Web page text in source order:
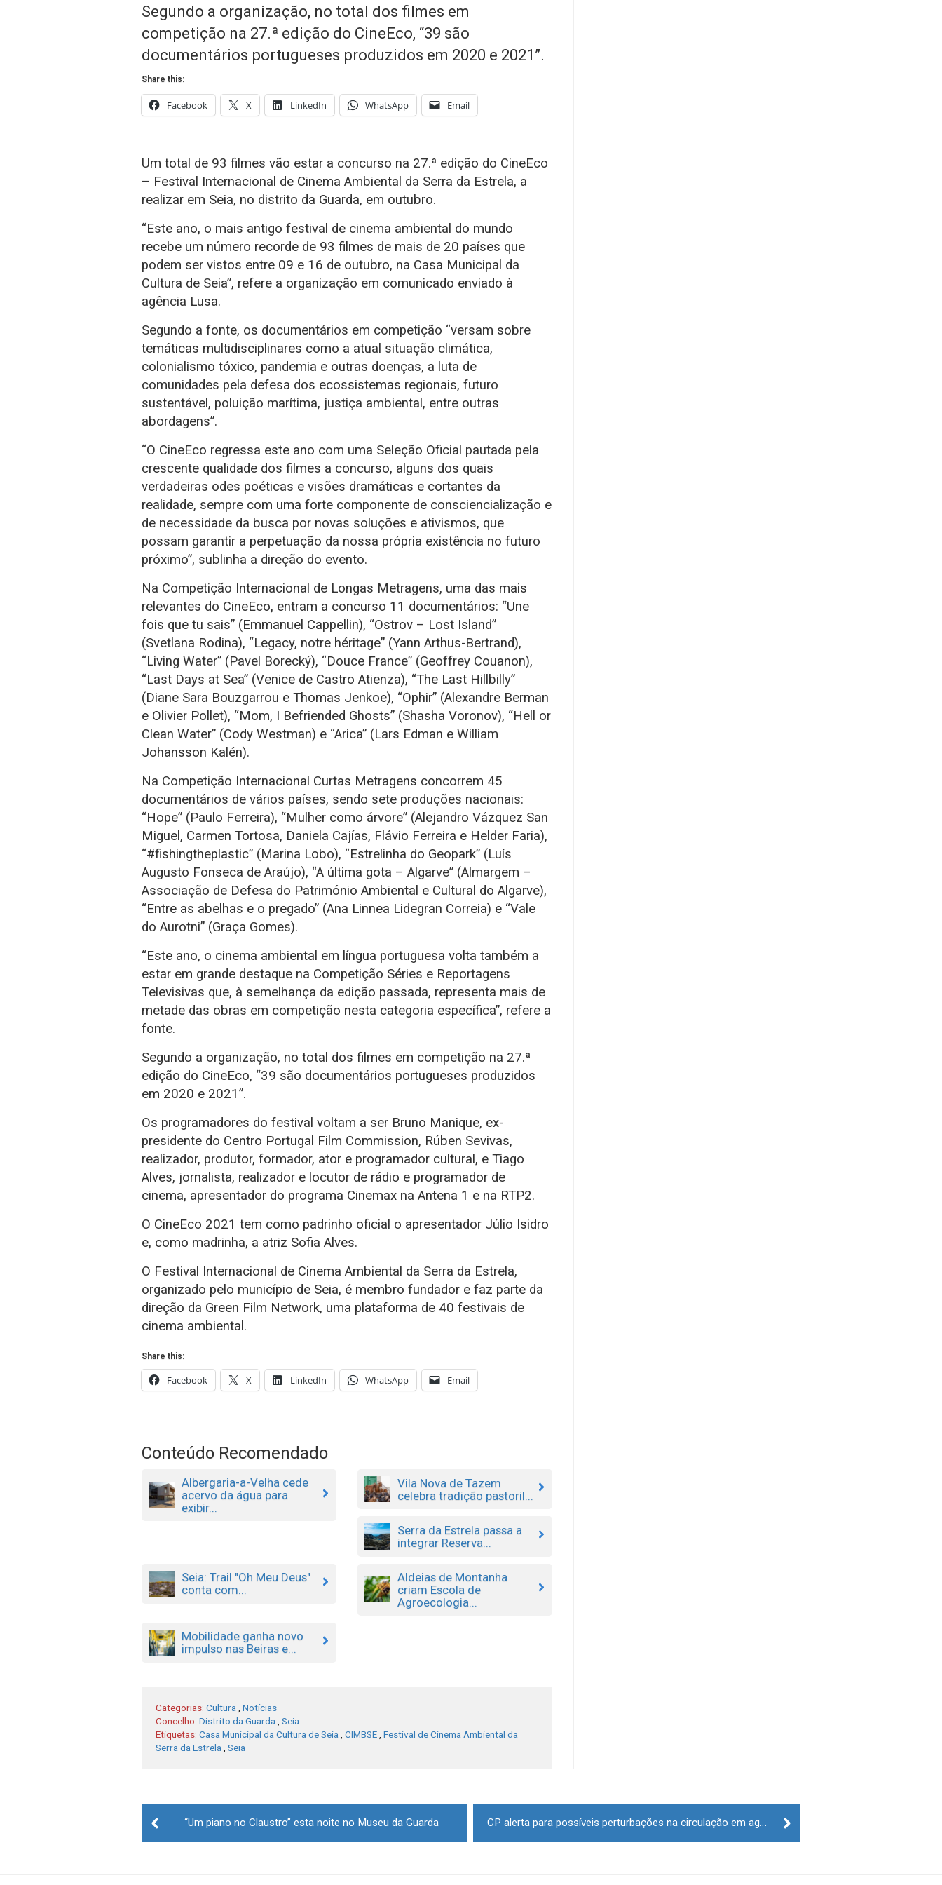
Segundo a organização, no total dos filmes em
competição na 27.ª edição do CineEco, “39 são
documentários portugueses produzidos em 2020 e 2021”.
Share this:
Facebook X LinkedIn WhatsApp Email
Um total de 93 filmes vão estar a concurso na 27.ª edição do CineEco
– Festival Internacional de Cinema Ambiental da Serra da Estrela, a
realizar em Seia, no distrito da Guarda, em outubro.
“Este ano, o mais antigo festival de cinema ambiental do mundo
recebe um número recorde de 93 filmes de mais de 20 países que
podem ser vistos entre 09 e 16 de outubro, na Casa Municipal da
Cultura de Seia”, refere a organização em comunicado enviado à
agência Lusa.
Segundo a fonte, os documentários em competição “versam sobre
temáticas multidisciplinares como a atual situação climática,
colonialismo tóxico, pandemia e outras doenças, a luta de
comunidades pela defesa dos ecossistemas regionais, futuro
sustentável, poluição marítima, justiça ambiental, entre outras
abordagens”.
“O CineEco regressa este ano com uma Seleção Oficial pautada pela
crescente qualidade dos filmes a concurso, alguns dos quais
verdadeiras odes poéticas e visões dramáticas e cortantes da
realidade, sempre com uma forte componente de consciencialização e
de necessidade da busca por novas soluções e ativismos, que
possam garantir a perpetuação da nossa própria existência no futuro
próximo”, sublinha a direção do evento.
Na Competição Internacional de Longas Metragens, uma das mais
relevantes do CineEco, entram a concurso 11 documentários: “Une
fois que tu sais” (Emmanuel Cappellin), “Ostrov – Lost Island”
(Svetlana Rodina), “Legacy, notre héritage” (Yann Arthus-Bertrand),
“Living Water” (Pavel Borecký), “Douce France” (Geoffrey Couanon),
“Last Days at Sea” (Venice de Castro Atienza), “The Last Hillbilly”
(Diane Sara Bouzgarrou e Thomas Jenkoe), “Ophir” (Alexandre Berman
e Olivier Pollet), “Mom, I Befriended Ghosts” (Shasha Voronov), “Hell or
Clean Water” (Cody Westman) e “Arica” (Lars Edman e William
Johansson Kalén).
Na Competição Internacional Curtas Metragens concorrem 45
documentários de vários países, sendo sete produções nacionais:
“Hope” (Paulo Ferreira), “Mulher como árvore” (Alejandro Vázquez San
Miguel, Carmen Tortosa, Daniela Cajías, Flávio Ferreira e Helder Faria),
“#fishingtheplastic” (Marina Lobo), “Estrelinha do Geopark” (Luís
Augusto Fonseca de Araújo), “A última gota – Algarve” (Almargem –
Associação de Defesa do Património Ambiental e Cultural do Algarve),
“Entre as abelhas e o pregado” (Ana Linnea Lidegran Correia) e “Vale
do Aurotni” (Graça Gomes).
“Este ano, o cinema ambiental em língua portuguesa volta também a
estar em grande destaque na Competição Séries e Reportagens
Televisivas que, à semelhança da edição passada, representa mais de
metade das obras em competição nesta categoria específica”, refere a
fonte.
Segundo a organização, no total dos filmes em competição na 27.ª
edição do CineEco, “39 são documentários portugueses produzidos
em 2020 e 2021”.
Os programadores do festival voltam a ser Bruno Manique, ex-
presidente do Centro Portugal Film Commission, Rúben Sevivas,
realizador, produtor, formador, ator e programador cultural, e Tiago
Alves, jornalista, realizador e locutor de rádio e programador de
cinema, apresentador do programa Cinemax na Antena 1 e na RTP2.
O CineEco 2021 tem como padrinho oficial o apresentador Júlio Isidro
e, como madrinha, a atriz Sofia Alves.
O Festival Internacional de Cinema Ambiental da Serra da Estrela,
organizado pelo município de Seia, é membro fundador e faz parte da
direção da Green Film Network, uma plataforma de 40 festivais de
cinema ambiental.
Share this:
Facebook X LinkedIn WhatsApp Email
Conteúdo Recomendado
Albergaria-a-Velha cede
acervo da água para
exibir...
Vila Nova de Tazem
celebra tradição pastoril...
Serra da Estrela passa a
integrar Reserva...
Seia: Trail "Oh Meu Deus"
conta com...
Aldeias de Montanha
criam Escola de
Agroecologia...
Mobilidade ganha novo
impulso nas Beiras e...
Categorias: Cultura
Notícias
Concelho: Distrito da Guarda
Seia
Etiquetas: Casa Municipal da Cultura de Seia CIMBSE Festival de Cinema Ambiental da
Serra da Estrela
Seia
navigation“Um piano no Claustro” esta noite no Museu da Guarda CP alerta para possíveis perturbações na circulação em agosto devido a greve